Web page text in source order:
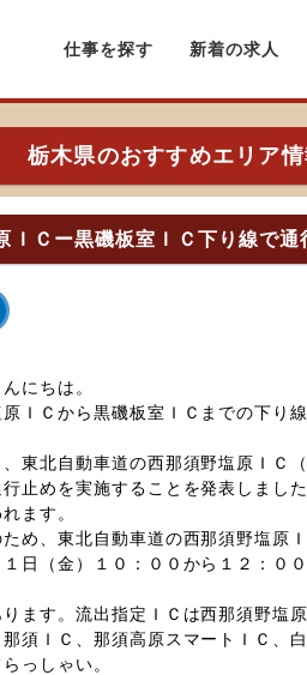
仕事を探す 新着の求人
栃木県のおすすめエリア情
Ｃー黒磯板室ＩＣ下り線で通
にちは。
ＩＣから黒磯板室ＩＣまでの下り
東北自動車道の西那須野塩原ＩＣ
止めを実施することを発表しまし
ます。
め、東北自動車道の西那須野塩原
日（金）１０：００から１２：０
ます。流出指定ＩＣは西那須野塩
須ＩＣ、那須高原スマートＩＣ、白
っしゃい。